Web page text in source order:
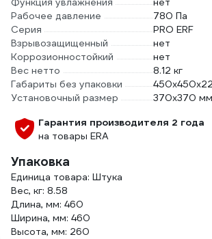
Рабочее давление
780 Па
Серия
PRO ERF
Взрывозащищенный
нет
Коррозионностойкий
нет
Вес нетто
8.12 кг
Габариты без упаковки
Установочный размер
370х370 мм
Гарантия производителя 2 года
на товары ERA
Упаковка
Единица товара: Штука
Вес, кг: 8.58
Длина, мм: 460
Ширина, мм: 460
Высота, мм: 260